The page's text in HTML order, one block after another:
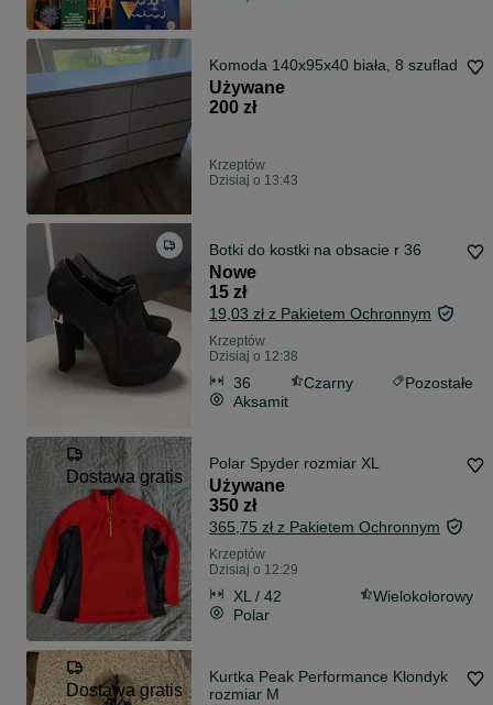
Komoda 140x95x40 biała, 8 szuflad
Używane
200 zł
Krzeptów
Dzisiaj o 13:43
Botki do kostki na obsacie r 36
Nowe
15 zł
19,03 zł z Pakietem Ochronnym
Krzeptów
Dzisiaj o 12:38
36 Czarny
Pozostałe
Aksamit
Dostawa gratis
Polar Spyder rozmiar XL
Używane
350 zł
365,75 zł z Pakietem Ochronnym
Krzeptów
Dzisiaj o 12:29
XL / 42
Wielokolorowy
Polar
Dostawa gratis
Kurtka Peak Performance Klondyk
rozmiar M